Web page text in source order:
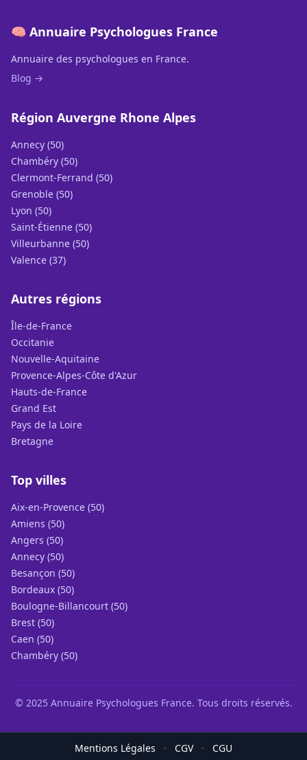
🧠 Annuaire Psychologues France
Annuaire des psychologues en France.
Blog →
Région Auvergne Rhone Alpes
Annecy (50)
Chambéry (50)
Clermont-Ferrand (50)
Grenoble (50)
Lyon (50)
Saint-Étienne (50)
Villeurbanne (50)
Valence (37)
Autres régions
Île-de-France
Occitanie
Nouvelle-Aquitaine
Provence-Alpes-Côte d'Azur
Hauts-de-France
Grand Est
Pays de la Loire
Bretagne
Top villes
Aix-en-Provence (50)
Amiens (50)
Angers (50)
Annecy (50)
Besançon (50)
Bordeaux (50)
Boulogne-Billancourt (50)
Brest (50)
Caen (50)
Chambéry (50)
© 2025 Annuaire Psychologues France. Tous droits réservés.
Mentions Légales · CGV · CGU